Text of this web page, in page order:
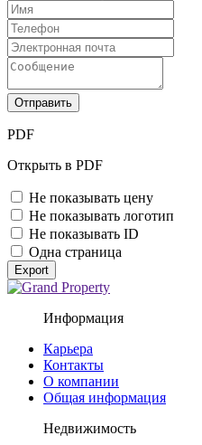
Отправить
PDF
Открыть в PDF
Не показывать цену
Не показывать логотип
Не показывать ID
Одна страница
Export
Информация
Карьера
Контакты
О компании
Общая информация
Недвижимость